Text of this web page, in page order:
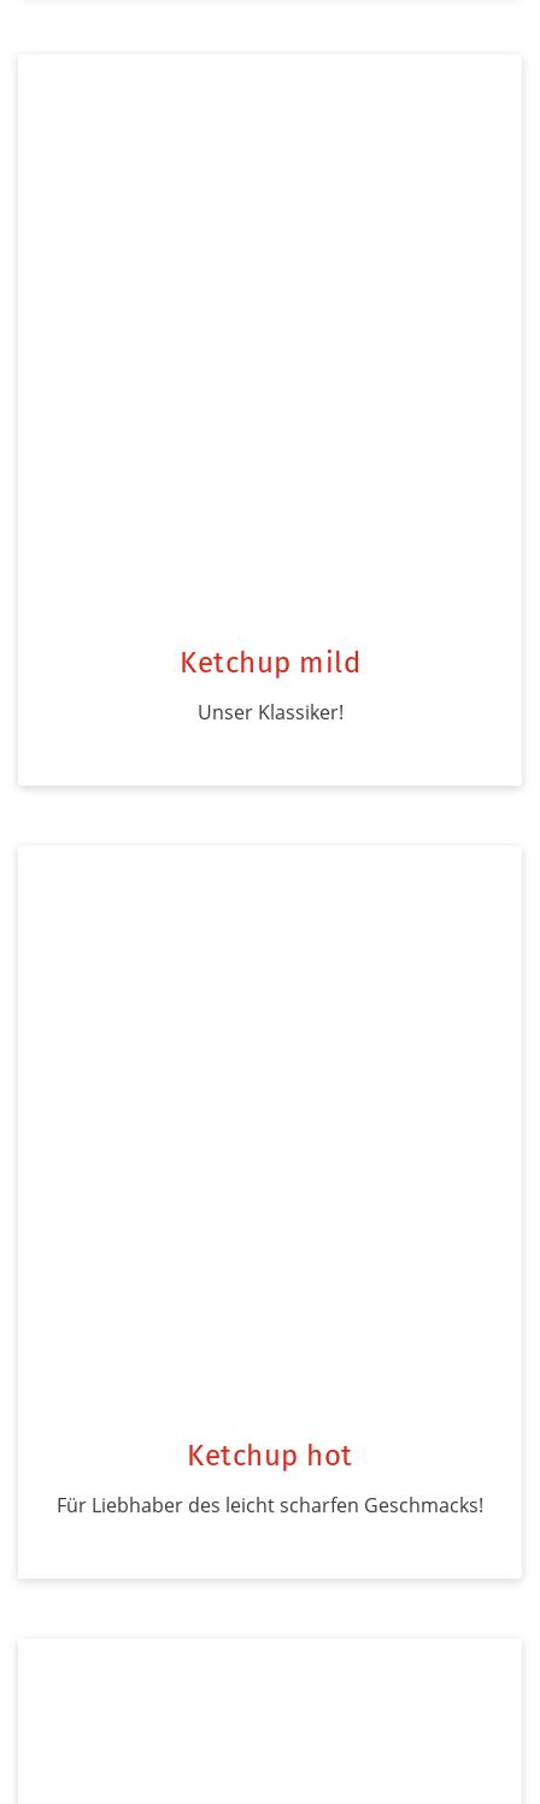
Ketchup mild
Unser Klassiker!
Ketchup hot
Für Liebhaber des leicht scharfen Geschmacks!